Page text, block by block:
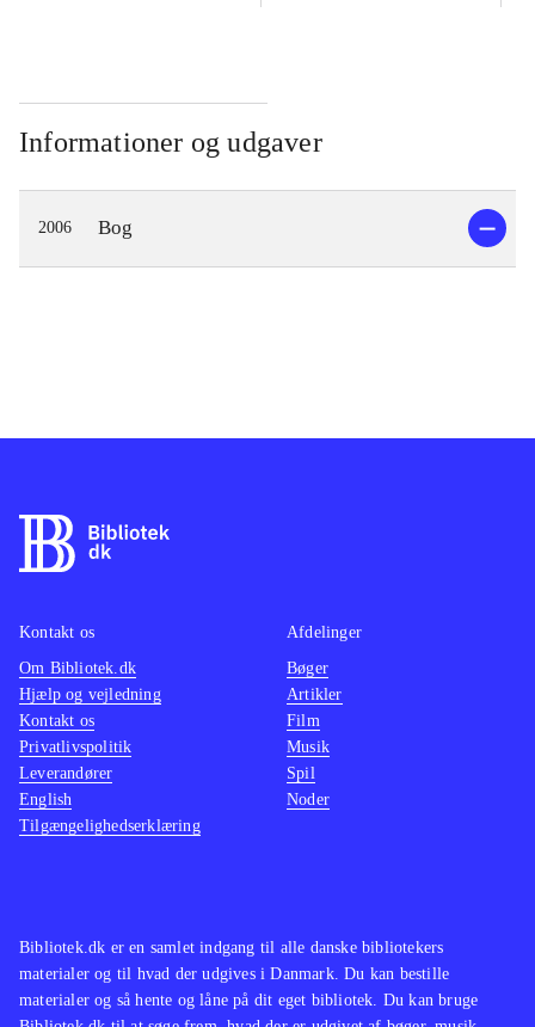
Informationer og udgaver
2006 Bog
Bibliotek.dk er en samlet indgang til alle danske bibliotekers
materialer og til hvad der udgives i Danmark. Du kan bestille
materialer og så hente og låne på dit eget bibliotek. Du kan bruge
Kontakt os
Om Bibliotek.dk
Hjælp og vejledning
Kontakt os
Privatlivspolitik
Leverandører
English
Tilgængelighedserklæring
Afdelinger
Bøger
Artikler
Film
Musik
Spil
Noder